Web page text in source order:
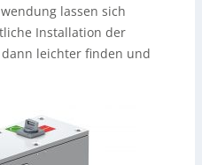
lassen sich
Installation der
leichter finden und